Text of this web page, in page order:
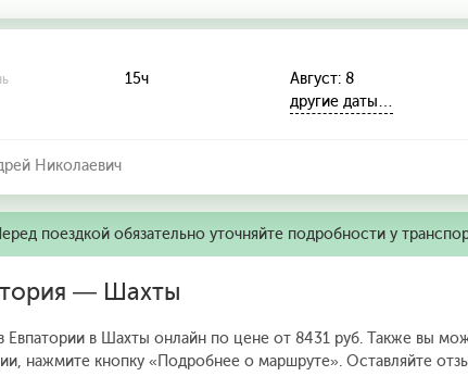
15ч
Август: 8
другие даты…
Николаевич
поездкой обязательно уточняйте подробности у
— Шахты
в Шахты онлайн по цене от 8431 руб. Также вы
нажмите кнопку «Подробнее о маршруте». Оставляйте